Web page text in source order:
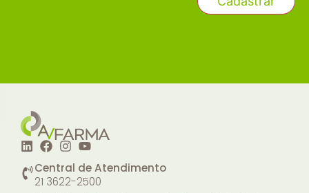
Central de Atendimento
21 3622-2500